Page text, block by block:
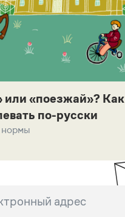
или «поезжай»? Как
по-русски
нормы